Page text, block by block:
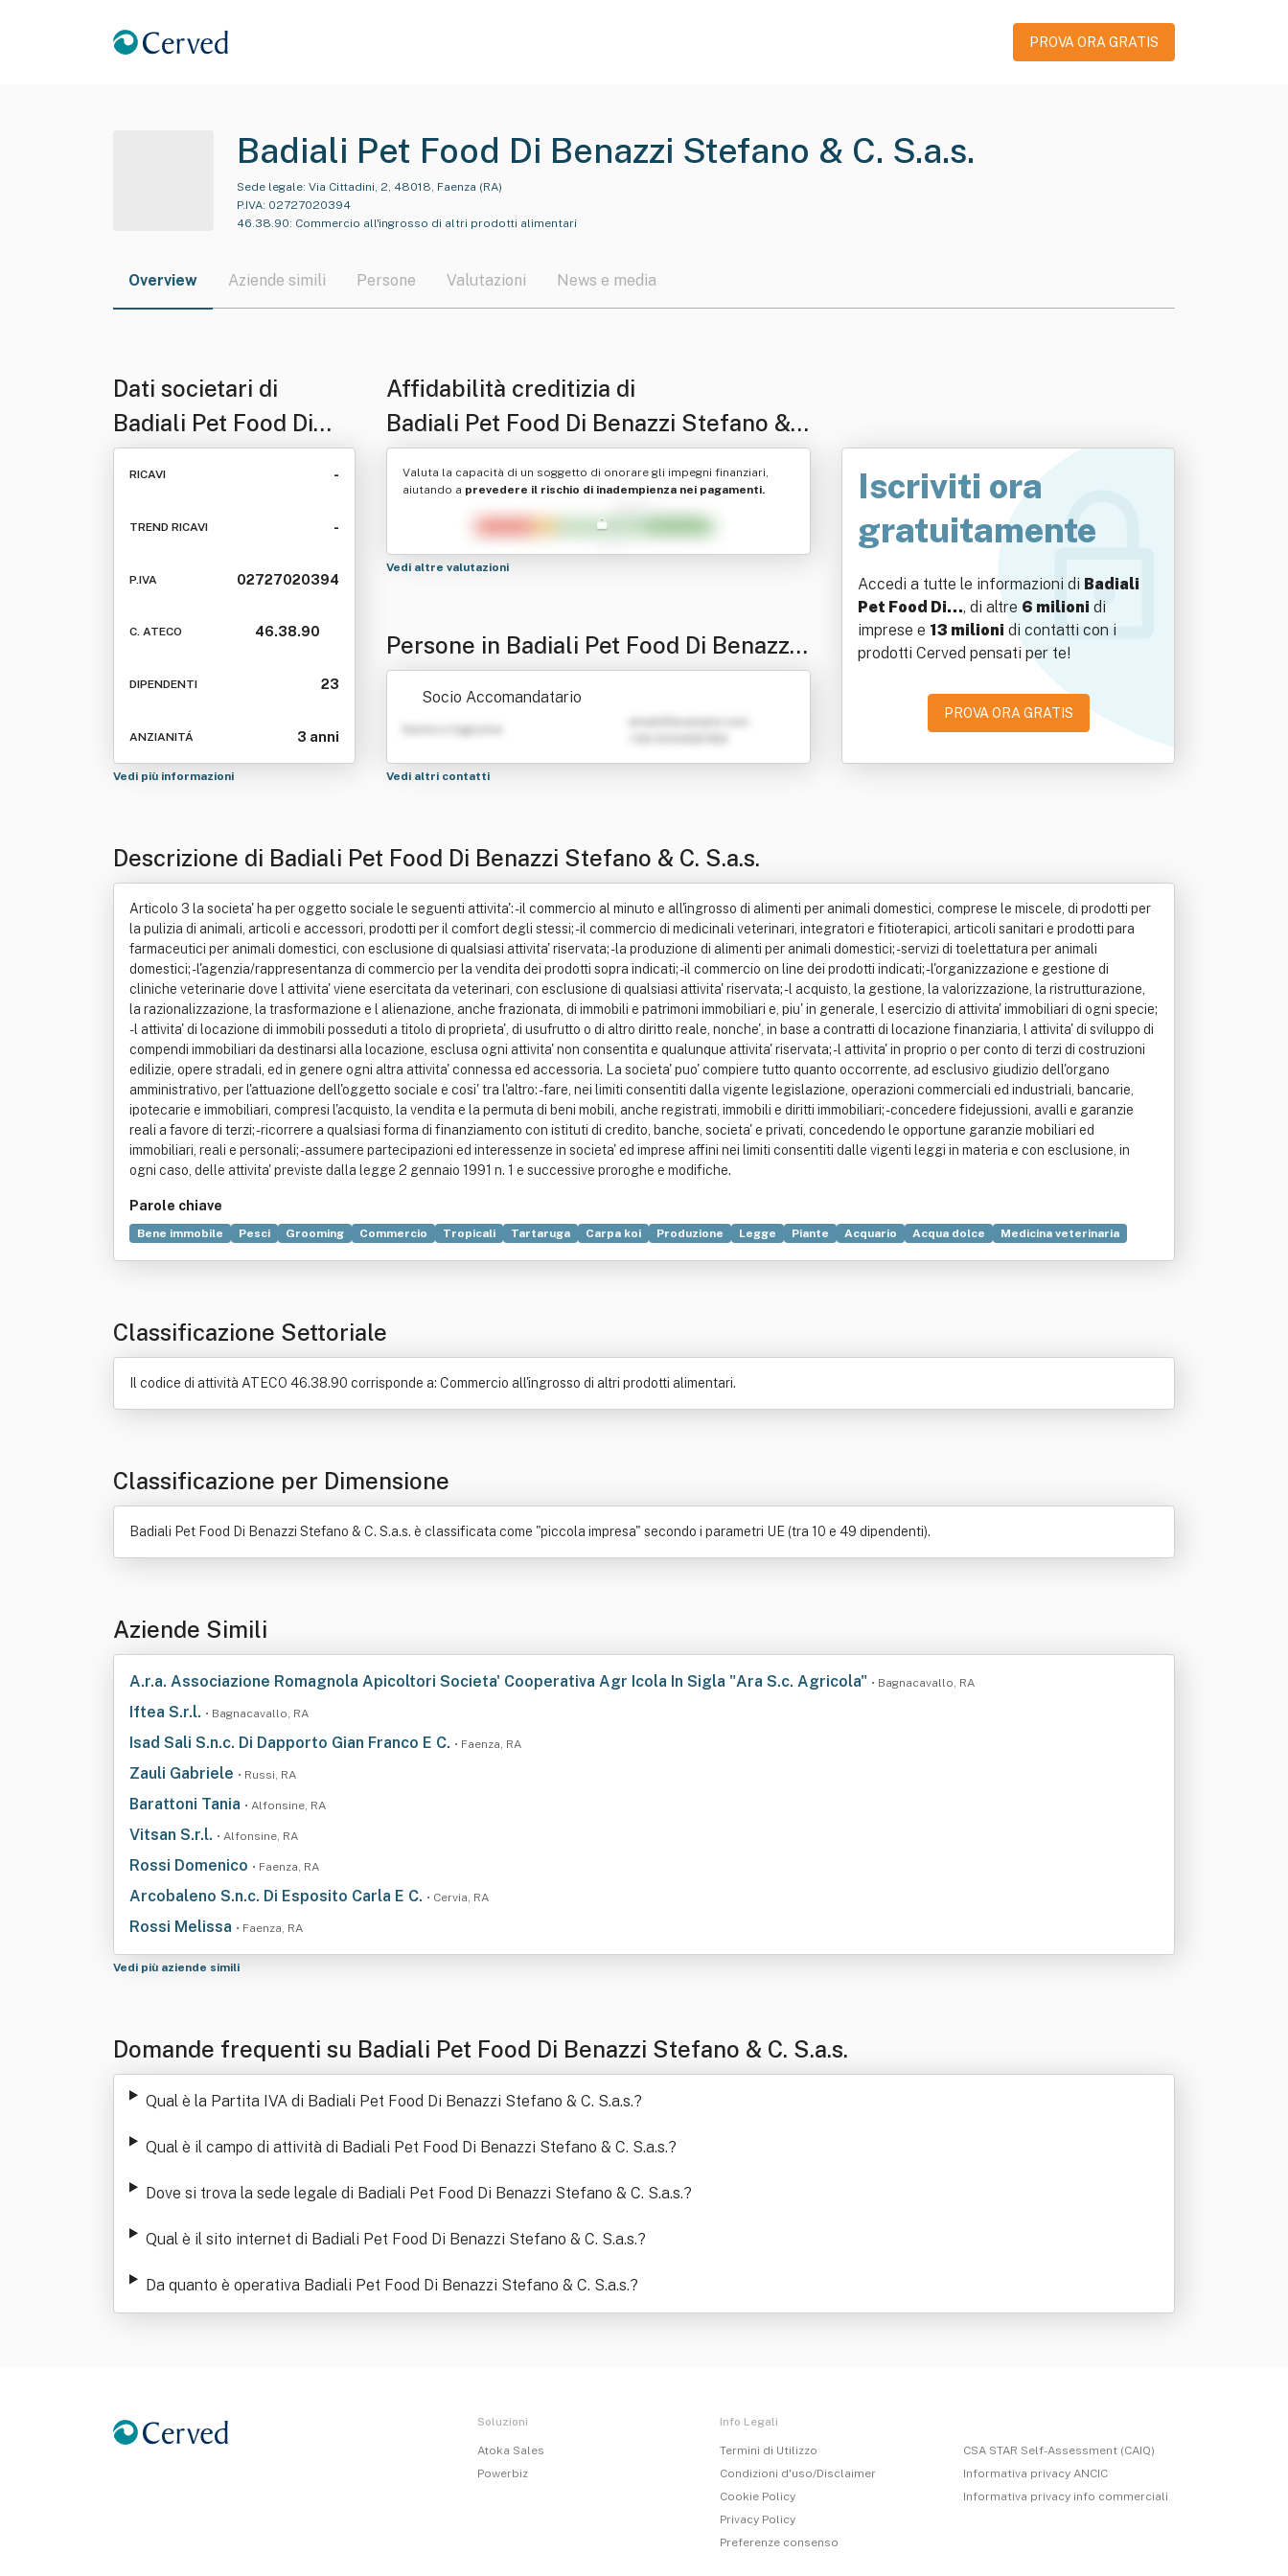
PROVA ORA GRATIS
Badiali Pet Food Di Benazzi Stefano & C. S.a.s.
Sede legale: Via Cittadini, 2, 48018, Faenza (RA)
P.IVA: 02727020394
46.38.90: Commercio all'ingrosso di altri prodotti alimentari
Overview Aziende simili Persone Valutazioni News e media
Dati societari di
Badiali Pet Food Di
Benazzi Stefano & C.
RICAVI -
TREND RICAVI -
P.IVA 02727020394
C. ATECO 46.38.90
DIPENDENTI 23
ANZIANITÁ 3 anni
Vedi più informazioni
Affidabilità creditizia di
Badiali Pet Food Di Benazzi Stefano &
C. S.a.s.
Valuta la capacità di un soggetto di onorare gli impegni finanziari,
aiutando a prevedere il rischio di inadempienza nei pagamenti.
Vedi altre valutazioni
Persone in Badiali Pet Food Di Benazzi
Stefano & C. S.a.s.
Socio Accomandatario
Nome e Cognome
Vedi altri contatti
Iscriviti ora
gratuitamente
Accedi a tutte le informazioni di Badiali
Pet Food Di…, di altre 6 milioni di
imprese e 13 milioni di contatti con i
prodotti Cerved pensati per te!
PROVA ORA GRATIS
Descrizione di Badiali Pet Food Di Benazzi Stefano & C. S.a.s.
Articolo 3 la societa' ha per oggetto sociale le seguenti attivita': - il commercio al minuto e all'ingrosso di alimenti per animali domestici, comprese le miscele, di prodotti per
la pulizia di animali, articoli e accessori, prodotti per il comfort degli stessi; - il commercio di medicinali veterinari, integratori e fitioterapici, articoli sanitari e prodotti para
farmaceutici per animali domestici, con esclusione di qualsiasi attivita' riservata; - la produzione di alimenti per animali domestici; - servizi di toelettatura per animali
domestici; - l'agenzia/rappresentanza di commercio per la vendita dei prodotti sopra indicati; - il commercio on line dei prodotti indicati; - l'organizzazione e gestione di
cliniche veterinarie dove l attivita' viene esercitata da veterinari, con esclusione di qualsiasi attivita' riservata; - l acquisto, la gestione, la valorizzazione, la ristrutturazione,
la razionalizzazione, la trasformazione e l alienazione, anche frazionata, di immobili e patrimoni immobiliari e, piu' in generale, l esercizio di attivita' immobiliari di ogni specie;
- l attivita' di locazione di immobili posseduti a titolo di proprieta', di usufrutto o di altro diritto reale, nonche', in base a contratti di locazione finanziaria, l attivita' di sviluppo di
compendi immobiliari da destinarsi alla locazione, esclusa ogni attivita' non consentita e qualunque attivita' riservata; - l attivita' in proprio o per conto di terzi di costruzioni
edilizie, opere stradali, ed in genere ogni altra attivita' connessa ed accessoria. La societa' puo' compiere tutto quanto occorrente, ad esclusivo giudizio dell'organo
amministrativo, per l'attuazione dell'oggetto sociale e cosi' tra l'altro: - fare, nei limiti consentiti dalla vigente legislazione, operazioni commerciali ed industriali, bancarie,
ipotecarie e immobiliari, compresi l'acquisto, la vendita e la permuta di beni mobili, anche registrati, immobili e diritti immobiliari; - concedere fidejussioni, avalli e garanzie
reali a favore di terzi; - ricorrere a qualsiasi forma di finanziamento con istituti di credito, banche, societa' e privati, concedendo le opportune garanzie mobiliari ed
immobiliari, reali e personali; - assumere partecipazioni ed interessenze in societa' ed imprese affini nei limiti consentiti dalle vigenti leggi in materia e con esclusione, in
ogni caso, delle attivita' previste dalla legge 2 gennaio 1991 n. 1 e successive proroghe e modifiche.
Parole chiave
Bene immobile Pesci Grooming Commercio Tropicali Tartaruga Carpa koi Produzione Legge Piante Acquario Acqua dolce
Medicina veterinaria
Classificazione Settoriale
Il codice di attività ATECO 46.38.90 corrisponde a: Commercio all'ingrosso di altri prodotti alimentari.
Classificazione per Dimensione
Badiali Pet Food Di Benazzi Stefano & C. S.a.s. è classificata come "piccola impresa" secondo i parametri UE (tra 10 e 49 dipendenti).
Aziende Simili
A.r.a. Associazione Romagnola Apicoltori Societa' Cooperativa Agr Icola In Sigla "Ara S.c. Agricola" • Bagnacavallo, RA
Iftea S.r.l. • Bagnacavallo, RA
Isad Sali S.n.c. Di Dapporto Gian Franco E C. • Faenza, RA
Zauli Gabriele • Russi, RA
Barattoni Tania • Alfonsine, RA
Vitsan S.r.l. • Alfonsine, RA
Rossi Domenico • Faenza, RA
Arcobaleno S.n.c. Di Esposito Carla E C. • Cervia, RA
Rossi Melissa • Faenza, RA
Vedi più aziende simili
Domande frequenti su Badiali Pet Food Di Benazzi Stefano & C. S.a.s.
Qual è la Partita IVA di Badiali Pet Food Di Benazzi Stefano & C. S.a.s.?
Qual è il campo di attività di Badiali Pet Food Di Benazzi Stefano & C. S.a.s.?
Dove si trova la sede legale di Badiali Pet Food Di Benazzi Stefano & C. S.a.s.?
Qual è il sito internet di Badiali Pet Food Di Benazzi Stefano & C. S.a.s.?
Da quanto è operativa Badiali Pet Food Di Benazzi Stefano & C. S.a.s.?
Soluzioni
Atoka Sales
Powerbiz
Info Legali
Termini di Utilizzo
Condizioni d'uso/Disclaimer
Cookie Policy
Privacy Policy
Preferenze consenso
CSA STAR Self-Assessment (CAIQ)
Informativa privacy ANCIC
Informativa privacy info commerciali